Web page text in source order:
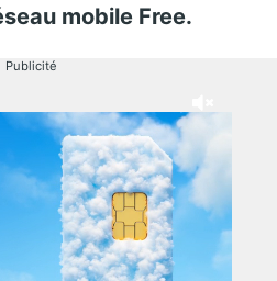
mobile Free.
Publicité